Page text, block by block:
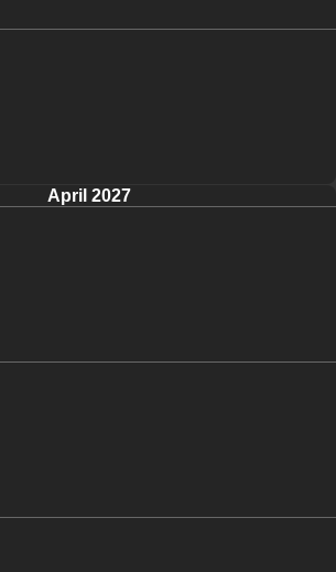
April 2027